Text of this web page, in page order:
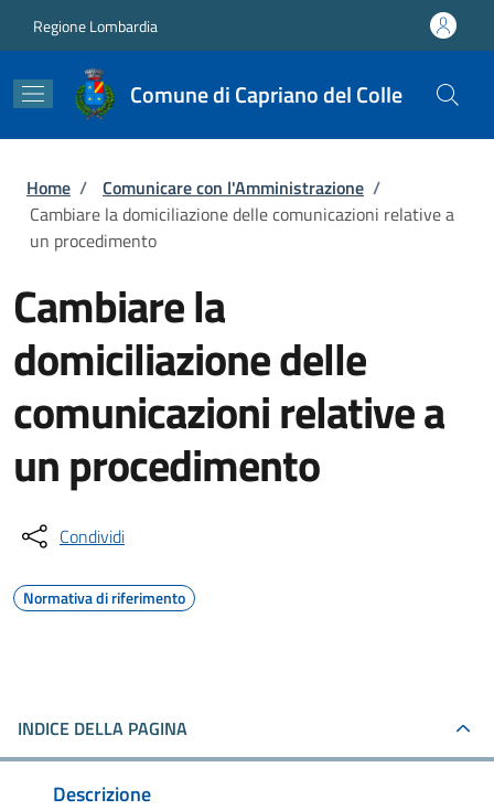
Regione Lombardia
Comune di Capriano del Colle
Briciole di pane
Home / Comunicare con l'Amministrazione /
Cambiare la domiciliazione delle comunicazioni relative a
un procedimento
Cambiare la
domiciliazione delle
comunicazioni relative a
un procedimento
Condividi
Normativa di riferimento
INDICE DELLA PAGINA
Descrizione